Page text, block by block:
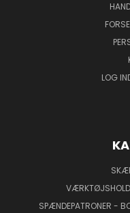
LOG
SPÆNDEPATRONER -